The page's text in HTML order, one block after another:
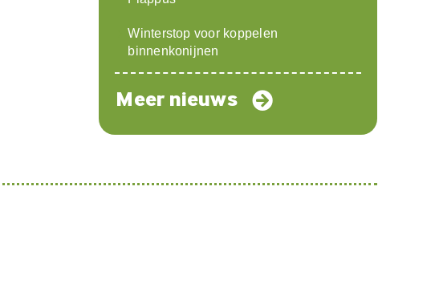
Winterstop voor koppelen
binnenkonijnen
Meer nieuws